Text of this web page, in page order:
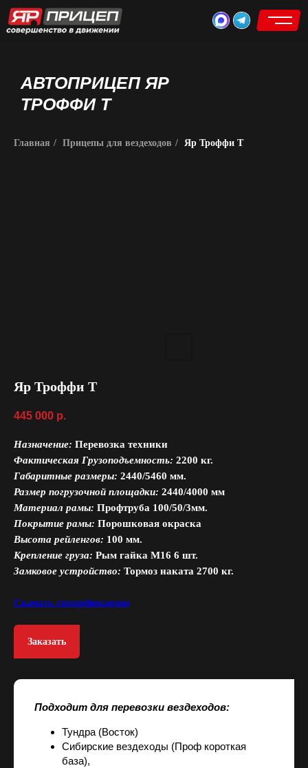
АВТОПРИЦЕП ЯР
ТРОФФИ Т
Главная / Прицепы для вездеходов / Яр Троффи Т
Яр Троффи Т
445 000 р.
Назначение: Перевозка техники
Фактическая Грузоподъемность: 2200 кг.
Габаритные размеры: 2440/5460 мм.
Размер погрузочной площадки: 2440/4000 мм
Материал рамы: Профтруба 100/50/3мм.
Покрытие рамы: Порошковая окраска
Высота рейленгов: 100 мм.
Крепление груза: Рым гайка М16 6 шт.
Замковое устройство: Тормоз наката 2700 кг.
Скачать спецификацию
Заказать
Подходит для перевозки вездеходов:
Тундра (Восток)
Сибирские вездеходы (Проф короткая
база),